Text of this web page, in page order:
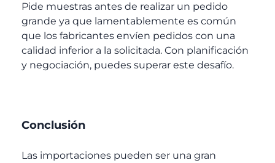
Pide muestras antes de realizar un pedido
grande ya que lamentablemente es común
que los fabricantes envíen pedidos con una
calidad inferior a la solicitada. Con planificación
y negociación, puedes superar este desafío.
Conclusión
Las importaciones pueden ser una gran